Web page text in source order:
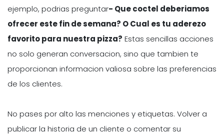
ejemplo, podrias preguntar- Que coctel deberiamos
ofrecer este fin de semana? O Cual es tu aderezo
favorito para nuestra pizza? Estas sencillas acciones
no solo generan conversacion, sino que tambien te
proporcionan informacion valiosa sobre las preferencias
de los clientes.
No pases por alto las menciones y etiquetas. Volver a
publicar la historia de un cliente o comentar su